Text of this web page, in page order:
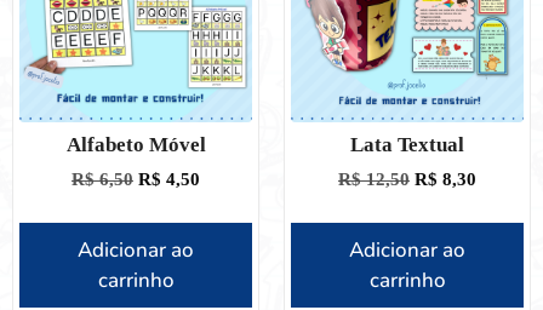
Alfabeto Móvel
R$6,50 R$ 4,50
Adicionar ao
carrinho
Lata Textual
R$12,50 R$ 8,30
Adicionar ao
carrinho